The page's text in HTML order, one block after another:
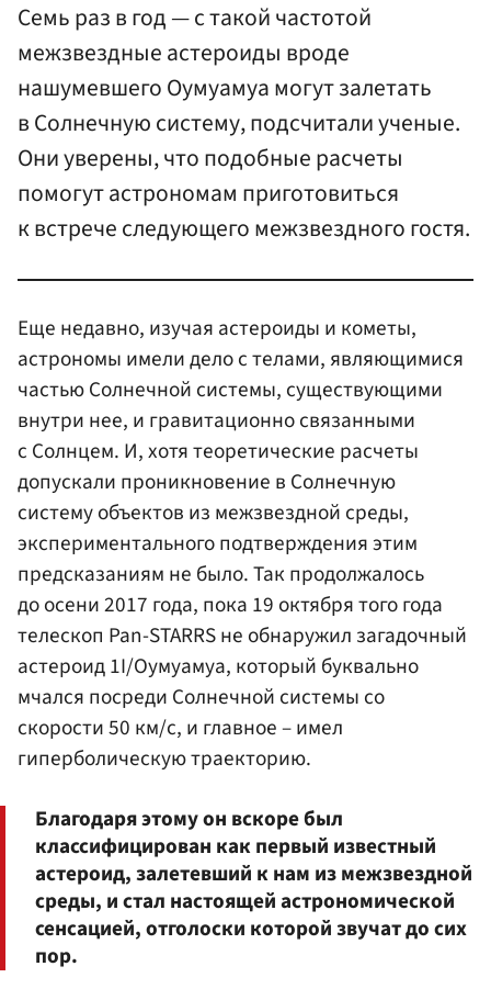
Семь раз в год — с такой частотой
межзвездные астероиды вроде
нашумевшего Оумуамуа могут залетать
в Солнечную систему, подсчитали ученые.
Они уверены, что подобные расчеты
помогут астрономам приготовиться
к встрече следующего межзвездного гостя.
Еще недавно, изучая астероиды и кометы,
астрономы имели дело с телами, являющимися
частью Солнечной системы, существующими
внутри нее, и гравитационно связанными
с Солнцем. И, хотя теоретические расчеты
допускали проникновение в Солнечную
систему объектов из межзвездной среды,
экспериментального подтверждения этим
предсказаниям не было. Так продолжалось
до осени 2017 года, пока 19 октября того года
телескоп Pan-STARRS не обнаружил загадочный
астероид 1I/Оумуамуа, который буквально
мчался посреди Солнечной системы со
скорости 50 км/с, и главное – имел
гиперболическую траекторию.
Благодаря этому он вскоре был
классифицирован как первый известный
астероид, залетевший к нам из межзвездной
среды, и стал настоящей астрономической
сенсацией, отголоски которой звучат до сих
пор.